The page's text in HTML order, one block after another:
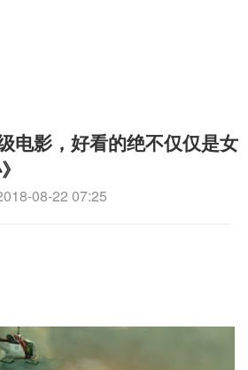
电影，好看的绝不仅仅是女
08-22 07:25